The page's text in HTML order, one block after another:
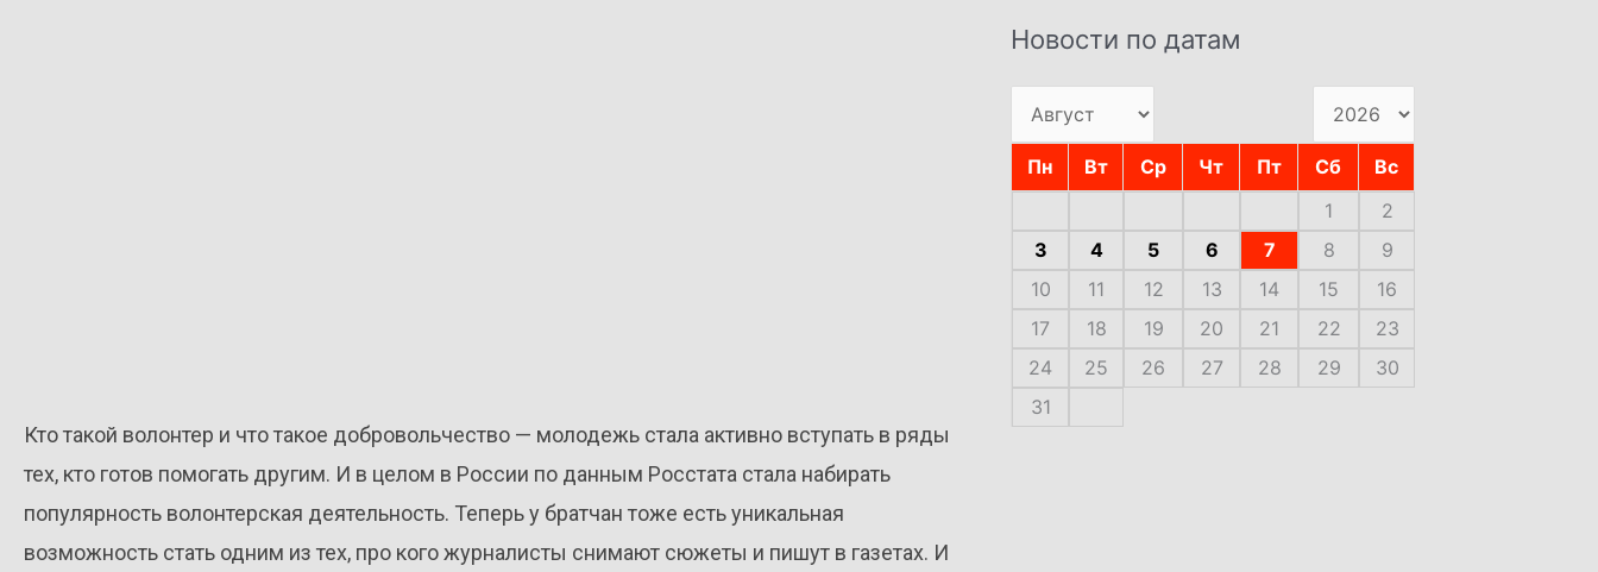
Кто такой волонтер и что такое добровольчество — молодежь стала активно вступать в ряды
тех, кто готов помогать другим. И в целом в России по данным Росстата стала набирать
популярность волонтерская деятельность. Теперь у братчан тоже есть уникальная
возможность стать одним из тех, про кого журналисты снимают сюжеты и пишут в газетах. И
Новости по датам
Пн Вт Ср Чт Пт Сб
Вс
1
2
3
4 5 6 7 8
9
10
11 12 13 14 15
16
17
18 19 20 21 22
23
24
25 26 27 28 29
30
31